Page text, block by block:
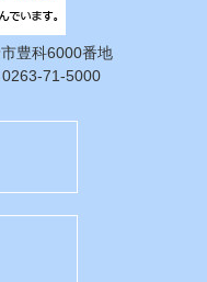
豊科6000番地
71-5000